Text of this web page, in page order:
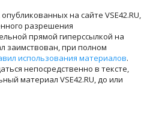
на сайте VSE42.RU,
разрешения
прямой гиперссылкой на
заимствован, при полном
использования материалов.
непосредственно в тексте,
материал VSE42.RU, до или